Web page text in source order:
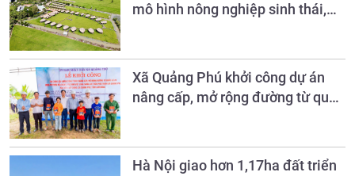
mô hình nông nghiệp sinh thái,
Xã Quảng Phú khởi công dự án
nâng cấp, mở rộng đường từ quốc
Hà Nội giao hơn 1,17ha đất triển